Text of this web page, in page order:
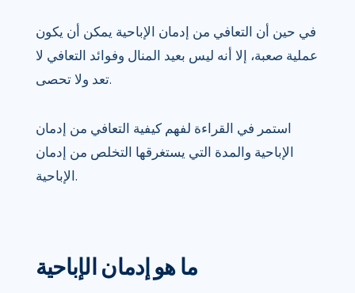
في حين أن التعافي من إدمان الإباحية يمكن أن يكون
عملية صعبة، إلا أنه ليس بعيد المنال وفوائد التعافي لا
تعد ولا تحصى.
استمر في القراءة لفهم كيفية التعافي من إدمان
الإباحية والمدة التي يستغرقها التخلص من إدمان
الإباحية.
ما هو إدمان الإباحية